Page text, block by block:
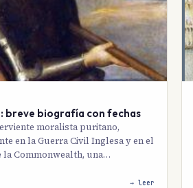
breve biografía con fechas
moralista puritano,
en la Guerra Civil Inglesa y en el
la Commonwealth, una…
→ leer